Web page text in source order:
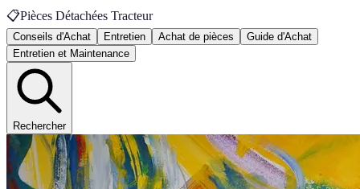
📋Pièces Détachées Tracteur
Conseils d'Achat Entretien Achat de pièces
Guide d'Achat
Entretien et Maintenance
Rechercher